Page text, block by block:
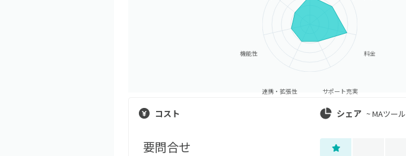
料金
サポート充実
連携・拡張性
機能性
コスト
要問合せ
シェア ~MAツール